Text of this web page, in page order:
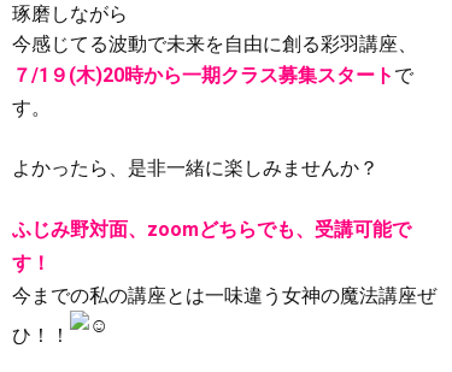
琢磨しながら
今感じてる波動で未来を自由に創る彩羽講座、
７/1９(木)20時から一期クラス募集スタート で
す。
よかったら、是非一緒に楽しみませんか？
ふじみ野対面、zoomどちらでも、受講可能で
す！
今までの私の講座とは一味違う女神の魔法講座ぜ
ひ！！